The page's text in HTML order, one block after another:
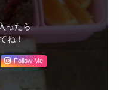
ったら
ね！
Follow Me